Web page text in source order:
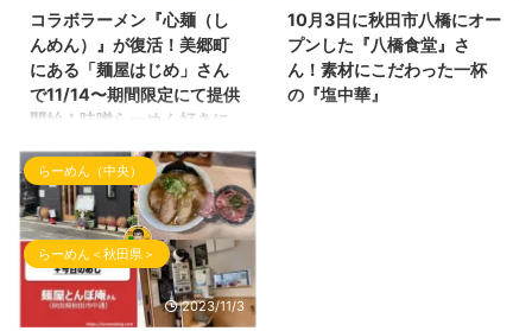
おう」さんです！ ラーメンだい
おうさんの外観 らーめん屋さん
の場所 ラーメンだいおうさんの
場所は、 ヤマダデンキ テック
ランドNew横手店さんの近くに
てご参照ください。最寄駅はJR
横手駅となります。 ラーメン屋
さんの駐車場は、お店の正面に車
を駐車するスペースがあり ...
ます！ らぁ麺まっちゃんの外観
以前は、『居酒屋今野』さんの2
号店として営業していた 『ラー
メン結喜（ゆうき）』さんの店長
の松本さんが独立！おめでとうご
コラボラーメン『心麺（し
んめん）』が復活！美郷町
にある「麺屋はじめ」さん
で11/14〜期間限定にて提供
開始！味噌らーめん好きに
めです！
雪が降る季節が到来中！かなり冷
え込んできましたね！ 本日の
『しんめんの旅』でご紹介するら
ーめんは、そんな冷え込んだ季節
でも温まるらーめん！ にんに
く！旨辛！味噌！のキーワードが
10月3日に秋田市八橋にオー
プンした『八橋食堂』さ
ん！素材にこだわった一杯
の『塩中華』
らーめん（中央）
らーめん＜秋田県＞
2023/11/3